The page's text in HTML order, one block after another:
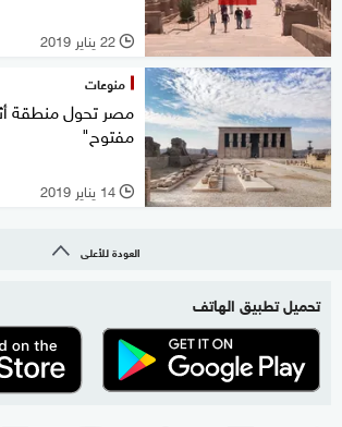
l 22 يناير 2019
منوعات
مصر تحول منطقة
مفتوح"
l 14 يناير 2019
العودة للأعلى
تحميل تطبيق الهاتف